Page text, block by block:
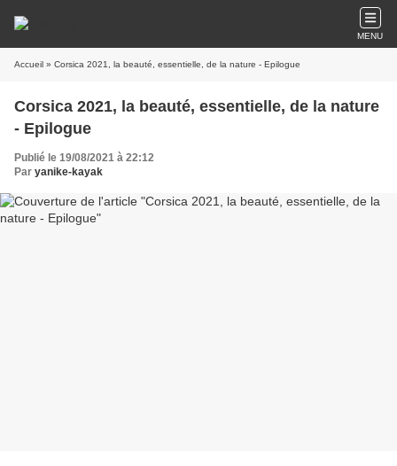
MENU
Accueil » Corsica 2021, la beauté, essentielle, de la nature - Epilogue
Corsica 2021, la beauté, essentielle, de la nature
- Epilogue
Publié le 19/08/2021 à 22:12
Par yanike-kayak